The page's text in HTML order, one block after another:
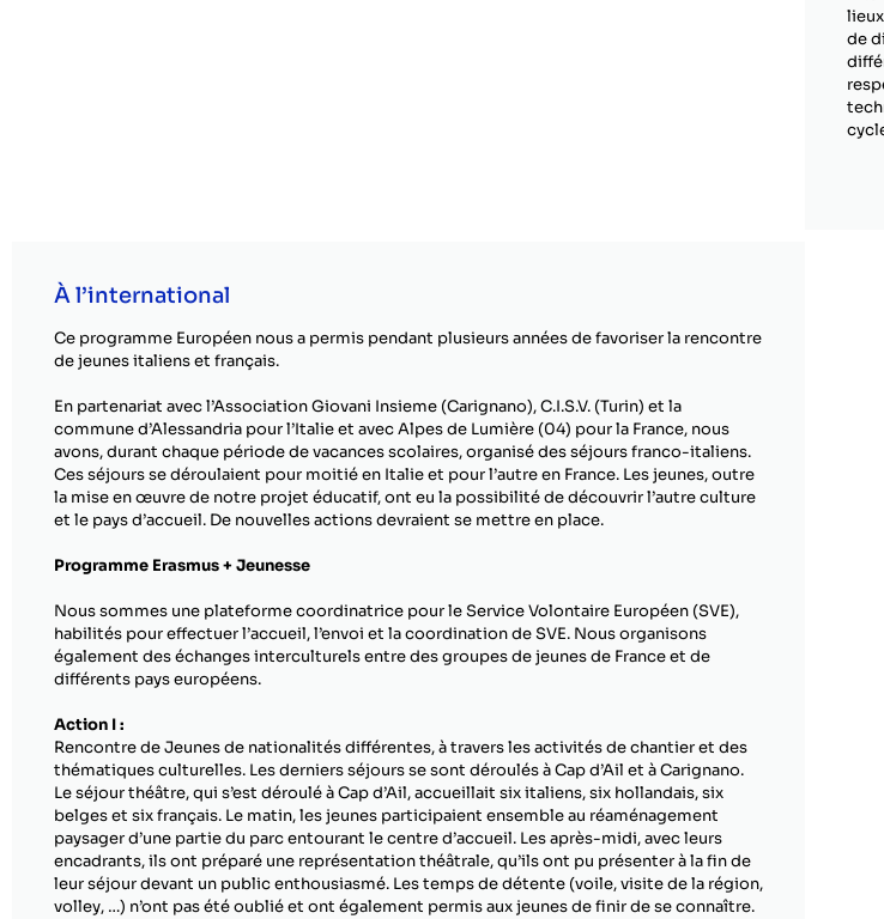
de
À l’international
Ce programme Européen nous a permis pendant plusieurs années de favoriser la rencontre
de jeunes italiens et français.
En partenariat avec l’Association Giovani Insieme (Carignano), C.I.S.V. (Turin) et la
commune d’Alessandria pour l’Italie et avec Alpes de Lumière (04) pour la France, nous
avons, durant chaque période de vacances scolaires, organisé des séjours franco-italiens.
Ces séjours se déroulaient pour moitié en Italie et pour l’autre en France. Les jeunes, outre
la mise en œuvre de notre projet éducatif, ont eu la possibilité de découvrir l’autre culture
et le pays d’accueil. De nouvelles actions devraient se mettre en place.
Programme Erasmus + Jeunesse
Nous sommes une plateforme coordinatrice pour le Service Volontaire Européen (SVE),
habilités pour effectuer l’accueil, l’envoi et la coordination de SVE. Nous organisons
également des échanges interculturels entre des groupes de jeunes de France et de
différents pays européens.
Action I :
Rencontre de Jeunes de nationalités différentes, à travers les activités de chantier et des
thématiques culturelles. Les derniers séjours se sont déroulés à Cap d’Ail et à Carignano.
Le séjour théâtre, qui s’est déroulé à Cap d’Ail, accueillait six italiens, six hollandais, six
belges et six français. Le matin, les jeunes participaient ensemble au réaménagement
paysager d’une partie du parc entourant le centre d’accueil. Les après-midi, avec leurs
encadrants, ils ont préparé une représentation théâtrale, qu’ils ont pu présenter à la fin de
leur séjour devant un public enthousiasmé. Les temps de détente (voile, visite de la région,
volley, …) n’ont pas été oublié et ont également permis aux jeunes de finir de se connaître.